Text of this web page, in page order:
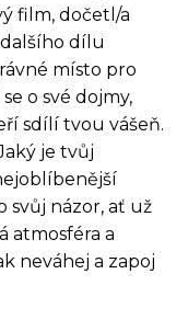
film, dočetl/a
dílu
místo pro
o své dojmy,
sdílí tvou vášeň.
je tvůj
svůj názor, ať už
atmosféra a
neváhej a zapoj